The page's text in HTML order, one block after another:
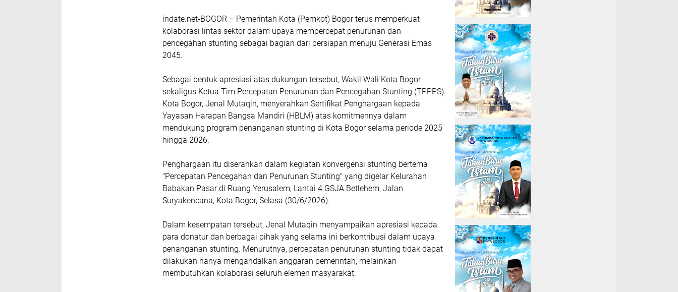
indate.net-BOGOR – Pemerintah Kota (Pemkot) Bogor terus memperkuat
kolaborasi lintas sektor dalam upaya mempercepat penurunan dan
pencegahan stunting sebagai bagian dari persiapan menuju Generasi Emas
2045.
Sebagai bentuk apresiasi atas dukungan tersebut, Wakil Wali Kota Bogor
sekaligus Ketua Tim Percepatan Penurunan dan Pencegahan Stunting (TPPPS)
Kota Bogor, Jenal Mutaqin, menyerahkan Sertifikat Penghargaan kepada
Yayasan Harapan Bangsa Mandiri (HBLM) atas komitmennya dalam
mendukung program penanganan stunting di Kota Bogor selama periode 2025
hingga 2026.
Penghargaan itu diserahkan dalam kegiatan konvergensi stunting bertema
"Percepatan Pencegahan dan Penurunan Stunting" yang digelar Kelurahan
Babakan Pasar di Ruang Yerusalem, Lantai 4 GSJA Betlehem, Jalan
Suryakencana, Kota Bogor, Selasa (30/6/2026).
Dalam kesempatan tersebut, Jenal Mutaqin menyampaikan apresiasi kepada
para donatur dan berbagai pihak yang selama ini berkontribusi dalam upaya
penanganan stunting. Menurutnya, percepatan penurunan stunting tidak dapat
dilakukan hanya mengandalkan anggaran pemerintah, melainkan
membutuhkan kolaborasi seluruh elemen masyarakat.